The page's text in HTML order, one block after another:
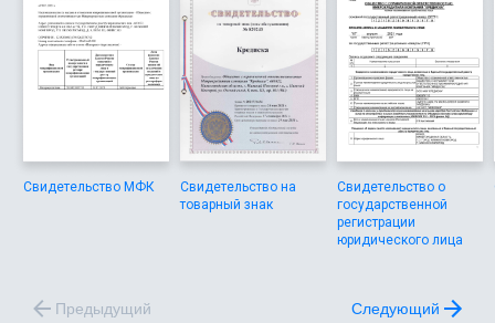
Свидетельство МФК
Свидетельство на
товарный знак
Свидетельство о
государственной
регистрации
юридического лица
Предыдущий Следующий